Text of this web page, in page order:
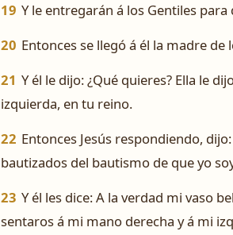
19 Y le entregarán á los Gentiles
20 Entonces se llegó á él la madre
21 Y él le dijo: ¿Qué quieres? Ella le
izquierda, en tu reino.
22 Entonces Jesús respondiendo,
bautizados del bautismo de que yo
23 Y él les dice: A la verdad mi vaso
sentaros á mi mano derecha y á mi